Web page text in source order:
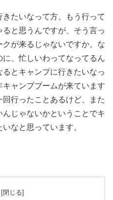
たいなって方、もう行って
と思うんですが、そう言っ
が来るじゃないですか。な
、忙しいわってなってるん
とキャンプに行きたいなっ
ャンプブームが来ています
行ったことあるけど、また
じゃないかということでキ
なと思っています。